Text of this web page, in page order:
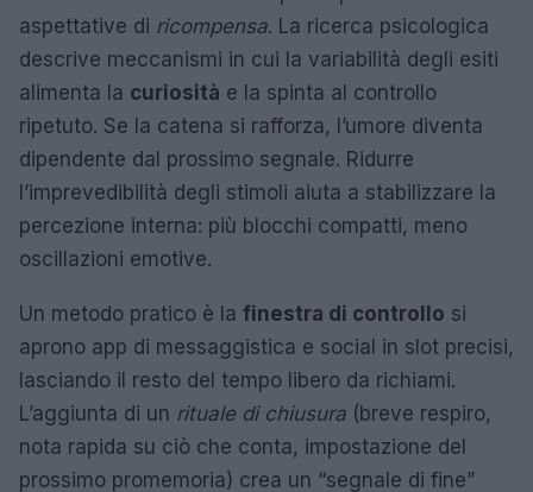
aspettative di ricompensa. La ricerca psicologica
descrive meccanismi in cui la variabilità degli esiti
alimenta la curiosità e la spinta al controllo
ripetuto. Se la catena si rafforza, l’umore diventa
dipendente dal prossimo segnale. Ridurre
l’imprevedibilità degli stimoli aiuta a stabilizzare la
percezione interna: più blocchi compatti, meno
oscillazioni emotive.
Un metodo pratico è la finestra di controllo si
aprono app di messaggistica e social in slot precisi,
lasciando il resto del tempo libero da richiami.
L’aggiunta di un rituale di chiusura (breve respiro,
nota rapida su ciò che conta, impostazione del
prossimo promemoria) crea un “segnale di fine”